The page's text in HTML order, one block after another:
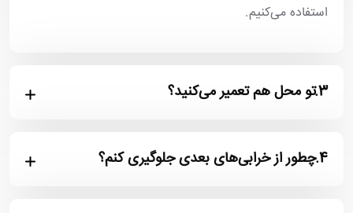
استفاده می‌کنیم.
3.تو محل هم تعمیر می‌کنید؟
4.چطور از خرابی‌های بعدی جلوگیری کنم؟